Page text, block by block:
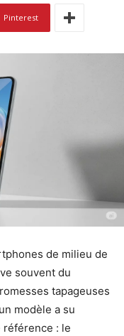
Pinterest
de milieu de
souvent du
tapageuses
modèle a su
référence : le